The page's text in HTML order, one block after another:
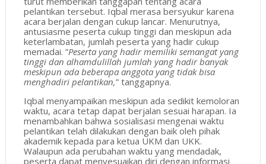
pelantikan tersebut. Iqbal merasa bersyukur karena
acara berjalan dengan cukup lancar. Menurutnya,
antusiasme peserta cukup tinggi dan meskipun ada
keterlambatan, jumlah peserta yang hadir cukup
memadai. ”Peserta yang hadir memiliki semangat yang
tinggi dan alhamdulillah jumlah yang hadir banyak
meskipun ada beberapa anggota yang tidak bisa
menghadiri pelantikan,” tanggapnya.
Iqbal menyampaikan meskipun ada sedikit kemoloran
waktu, acara tetap dapat berjalan sesuai harapan. Ia
menambahkan bahwa sosialisasi mengenai waktu
pelantikan telah dilakukan dengan baik oleh pihak
akademik kepada para ketua UKM dan UKK.
Walaupun ada perubahan waktu yang mendadak,
peserta dapat menyesuaikan diri dengan informasi